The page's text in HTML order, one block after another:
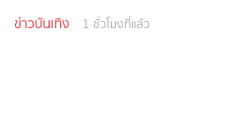
ข่าวบันเทิง 1 ชั่วโมงที่แล้ว